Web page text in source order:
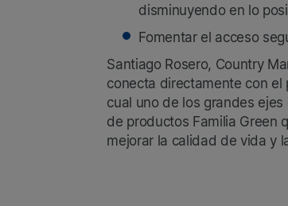
disminuyendo en lo
Fomentar el acceso
Santiago Rosero, Country
conecta directamente con el
cual uno de los grandes
de productos Familia Green
mejorar la calidad de vida y